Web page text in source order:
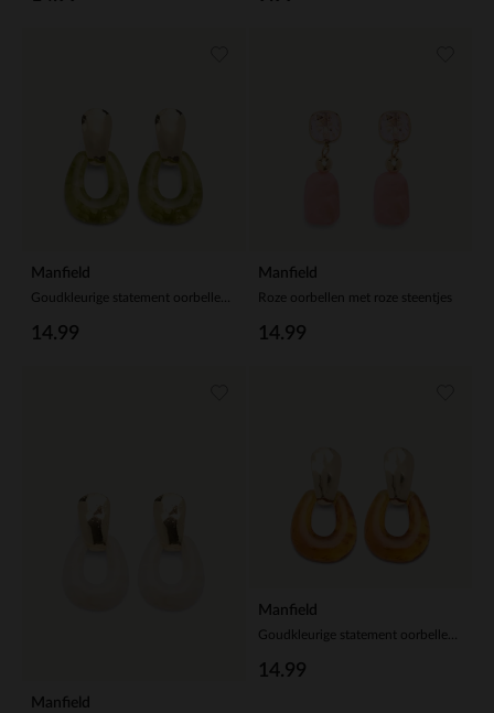
Manfield
14.99
Manfield
Roze oorbellen met roze steentjes
14.99
Manfield
Manfield
14.99